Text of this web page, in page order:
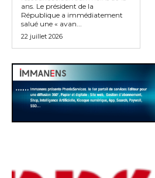
ans. Le président de la
République a immédiatement
salué une « avan...
22 juillet 2026